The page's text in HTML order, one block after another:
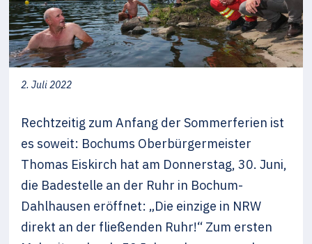
2. Juli 2022
Rechtzeitig zum Anfang der Sommerferien ist
es soweit: Bochums Oberbürgermeister
Thomas Eiskirch hat am Donnerstag, 30. Juni,
die Badestelle an der Ruhr in Bochum-
Dahlhausen eröffnet: „Die einzige in NRW
direkt an der fließenden Ruhr!“ Zum ersten